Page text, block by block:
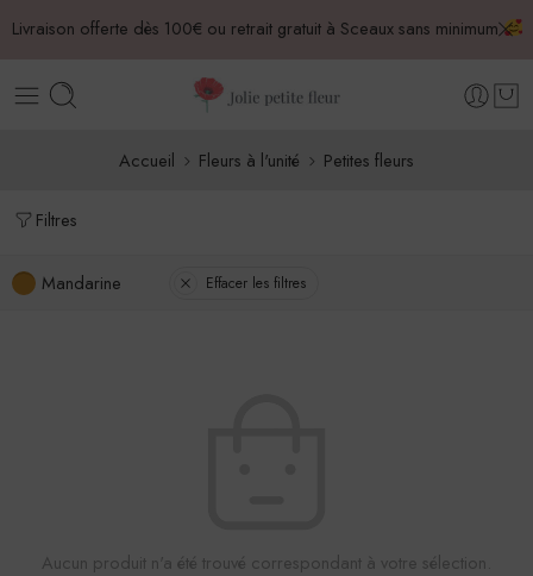
Livraison offerte dès 100€ ou retrait gratuit à Sceaux sans minimum
Accueil Fleurs à l'unité Petites fleurs
Filtres
Mandarine Effacer les filtres
Aucun produit n'a été trouvé correspondant à votre sélection.